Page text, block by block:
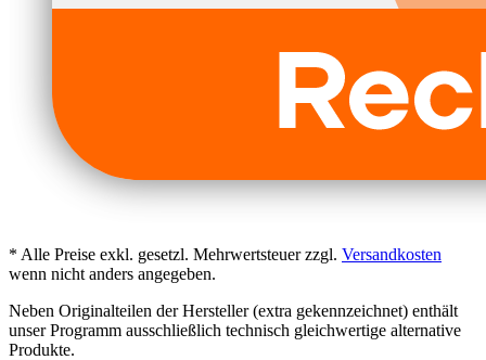
* Alle Preise exkl. gesetzl. Mehrwertsteuer zzgl. Versandkosten
wenn nicht anders angegeben.
Neben Originalteilen der Hersteller (extra gekennzeichnet) enthält
unser Programm ausschließlich technisch gleichwertige alternative
Produkte.